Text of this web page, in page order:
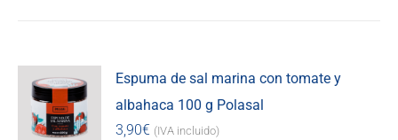
Espuma de sal marina con tomate y
albahaca 100 g Polasal
3,90€ (IVA incluido)